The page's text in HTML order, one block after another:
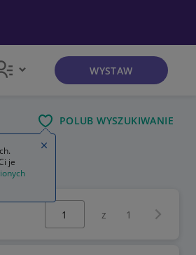
WYSTAW
POLUB WYSZUKIWANIE
Wybierz stronę:
z 1
je
Zamknij wskazówkę